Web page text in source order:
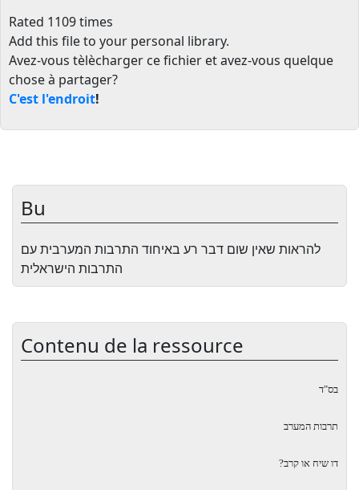
Rated 1109 times
Add this file to your personal library.
Avez-vous tèlècharger ce fichier et avez-vous quelque
chose à partager?
C'est l'endroit!
Bu
להראות שאין שום דבר רע באיחוד התרבות המערבית עם
התרבות הישראלית
Contenu de la ressource
בס"ד
תרבות המערב
דו שיח או קרב?